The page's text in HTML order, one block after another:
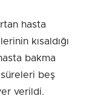
hasta
kısaldığı
bakma
beş
verildi.